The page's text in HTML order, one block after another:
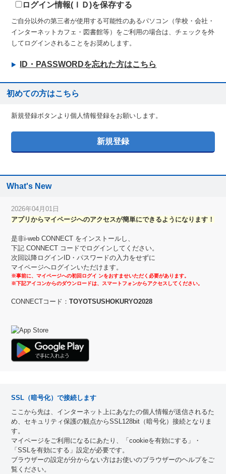
ログイン情報(ＩＤ)を保存する
ご自分以外の第三者が使用する可能性のあるパソコン（学校・会社・
インターネットカフェ・図書館等）をご利用の場合は、チェックを外
してログインされることをお奨めします。
ID・PASSWORDを忘れた方はこちら
初めての方はこちら
新規登録ボタンより個人情報登録をお願いします。
What's New
2026年04月01日
アプリからマイページへのアクセスが簡単にできるようになります！
是非i-web CONNECT をインストールし、
下記 CONNECT コードでログインしてください。
次回以降ログインID・パスワードの入力をせずに
マイページへログインいただけます。
※事前に、マイページへの初回ログイ ンをおすませいただく必要があります。
※下記アイコンからのダウンロードは、スマートフォンからアクセスしてください。
CONNECTコード：TOYOTSUSHOKURYO2028
SSL（暗号化）で接続します
ここから先は、インターネット上にあなたの個人情報が送信されるた
め、セキュリティ保護の観点からSSL128bit（暗号化）接続となりま
す。
マイページをご利用になるにあたり、「cookieを有効にする」・
「SSLを有効にする」設定が必要です。
ブラウザーの設定が分からない方はお使いのブラウザーのヘルプをご
覧ください。